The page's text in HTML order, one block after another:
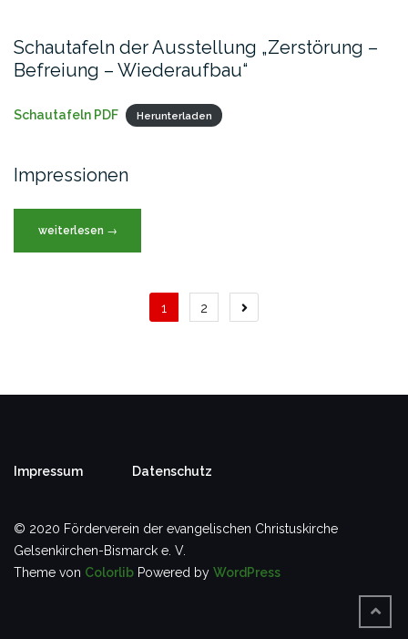
Schautafeln der Ausstellung „Zerstörung –
Befreiung – Wiederaufbau“
Schautafeln PDF Herunterladen
Impressionen
„Impressionen“
weiterlesen →
Beitragsnavigation
1 2
Impressum Datenschutz
©️ 2020 Förderverein der evangelischen Christuskirche
Gelsenkirchen-Bismarck e. V.
Theme von Colorlib Powered by WordPress